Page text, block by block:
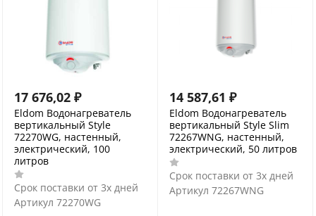
17 676,02 ₽
Eldom Водонагреватель
вертикальный Style
72270WG, настенный,
электрический, 100
литров
Срок поставки от 3х дней
Артикул 72270WG
14 587,61 ₽
Eldom Водонагреватель
вертикальный Style Slim
72267WNG, настенный,
электрический, 50 литров
Срок поставки от 3х дней
Артикул 72267WNG